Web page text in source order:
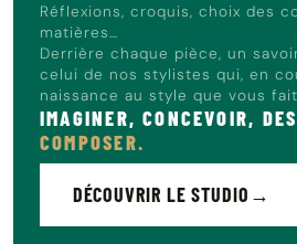
Réflexions, croquis, choix des
matières…
Derrière chaque pièce, un
celui de nos stylistes qui, en
naissance au style que vous
IMAGINER, CONCEVOIR,
COMPOSER.
DÉCOUVRIR LE STUDIO